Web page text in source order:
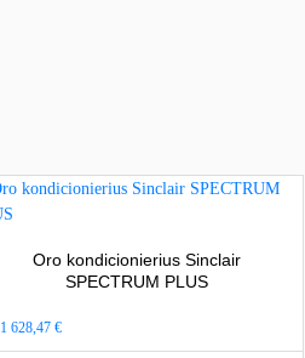
Oro kondicionierius Sinclair
SPECTRUM PLUS
1 628,47€